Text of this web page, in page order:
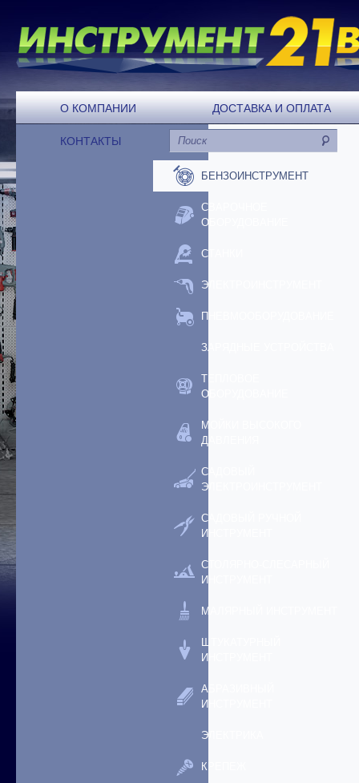
О КОМПАНИИ ДОСТАВКА И ОПЛАТА
КОНТАКТЫ
БЕНЗОИНСТРУМЕНТ
СВАРОЧНОЕ
ОБОРУДОВАНИЕ
СТАНКИ
ЭЛЕКТРОИНСТРУМЕНТ
ПНЕВМООБОРУДОВАНИЕ
ЗАРЯДНЫЕ УСТРОЙСТВА
ТЕПЛОВОЕ
ОБОРУДОВАНИЕ
МОЙКИ ВЫСОКОГО
ДАВЛЕНИЯ
САДОВЫЙ
ЭЛЕКТРОИНСТРУМЕНТ
САДОВЫЙ РУЧНОЙ
ИНСТРУМЕНТ
СТОЛЯРНО-СЛЕСАРНЫЙ
ИНСТРУМЕНТ
МАЛЯРНЫЙ ИНСТРУМЕНТ
ШТУКАТУРНЫЙ
ИНСТРУМЕНТ
АБРАЗИВНЫЙ
ИНСТРУМЕНТ
ЭЛЕКТРИКА
КРЕПЕЖ